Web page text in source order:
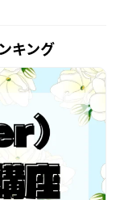
キング